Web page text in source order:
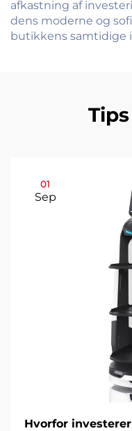
afkastning af
dens moderne og
butikkens samtidige
01
Sep
Hvorfor